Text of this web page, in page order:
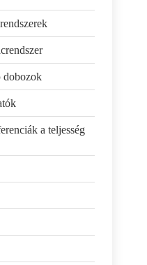
dobozok
a teljesség